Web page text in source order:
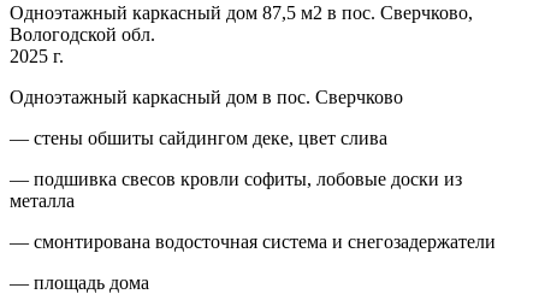
Одноэтажный каркасный дом 87,5 м2 в пос. Сверчково,
Вологодской обл.
2025 г.
Одноэтажный каркасный дом в пос. Сверчково
— стены обшиты сайдингом деке, цвет слива
— подшивка свесов кровли софиты, лобовые доски из
металла
— смонтирована водосточная система и снегозадержатели
— площадь дома